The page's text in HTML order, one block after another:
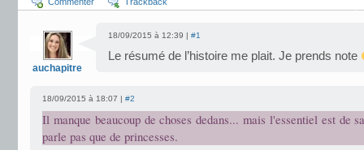
auchapitre
18/09/2015 à 12:39 | #1
Le résumé de l’histoire me plait. Je prends note
18/09/2015 à 18:07 | #2
Il manque beaucoup de choses dedans... mais l'essentiel est de
parle pas que de princesses.